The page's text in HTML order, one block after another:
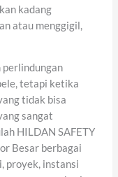
kadang
atau menggigil,
perlindungan
tetapi ketika
tidak bisa
sangat
HILDAN SAFETY
Besar berbagai
proyek, instansi